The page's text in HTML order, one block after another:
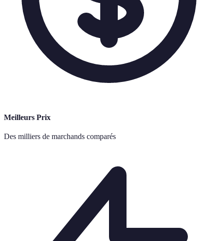
Meilleurs Prix
Des milliers de marchands comparés